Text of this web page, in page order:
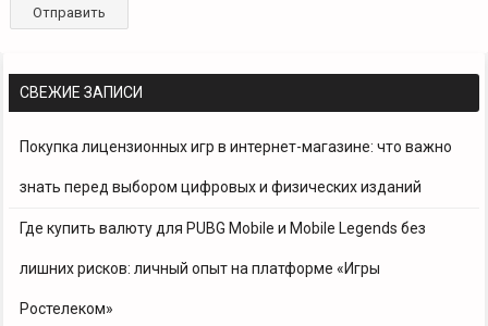
СВЕЖИЕ ЗАПИСИ
Покупка лицензионных игр в интернет-магазине: что важно
знать перед выбором цифровых и физических изданий
Где купить валюту для PUBG Mobile и Mobile Legends без
лишних рисков: личный опыт на платформе «Игры
Ростелеком»